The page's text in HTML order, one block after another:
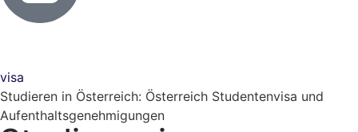
visa
Studieren in Österreich: Österreich Studentenvisa und
Aufenthaltsgenehmigungen